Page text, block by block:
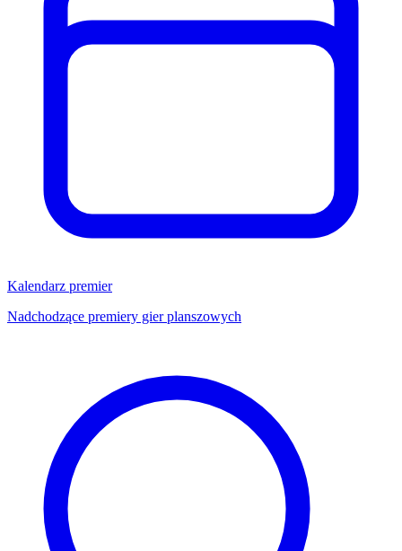
Kalendarz premier
Nadchodzące premiery gier planszowych